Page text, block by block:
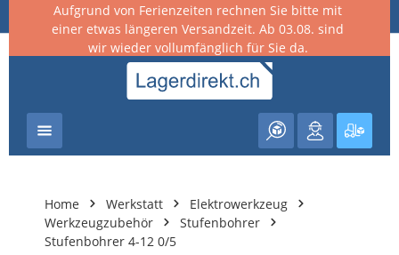
springen
Aufgrund von Ferienzeiten rechnen Sie bitte mit
einer etwas längeren Versandzeit. Ab 03.08. sind
wir wieder vollumfänglich für Sie da.
Home Werkstatt
Elektrowerkzeug
Werkzeugzubehör
Stufenbohrer
Stufenbohrer 4-12 0/5